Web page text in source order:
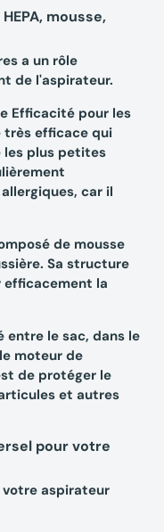
mousse,
a un rôle
de l'aspirateur.
Efficacité pour les
très efficace qui
les plus petites
car il
de mousse
Sa structure
efficacement la
entre le sac, dans le
moteur de
de protéger le
et autres
pour votre
votre aspirateur